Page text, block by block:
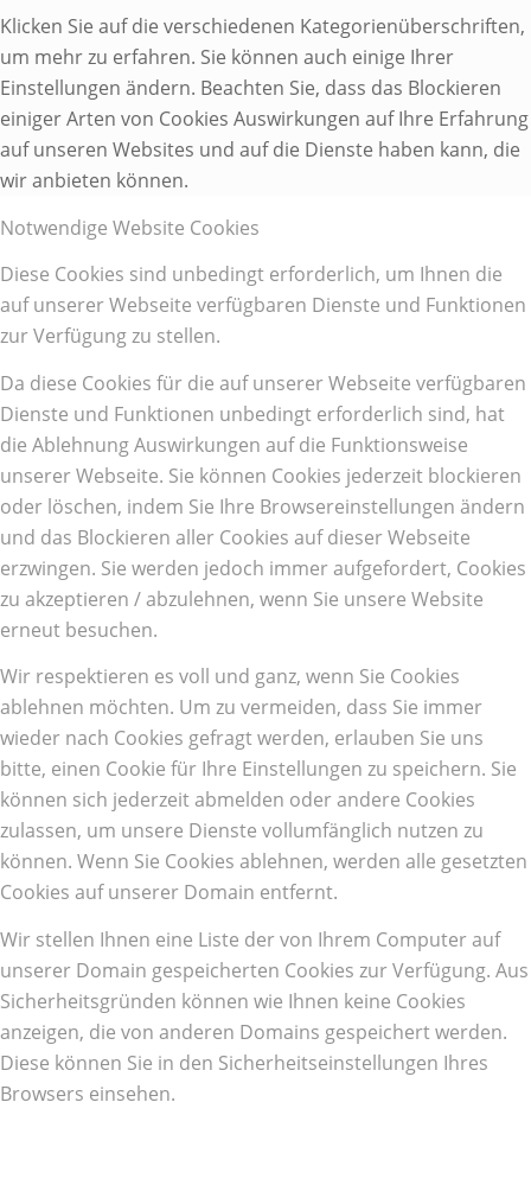
Klicken Sie auf die verschiedenen Kategorienüberschriften,
um mehr zu erfahren. Sie können auch einige Ihrer
Einstellungen ändern. Beachten Sie, dass das Blockieren
einiger Arten von Cookies Auswirkungen auf Ihre Erfahrung
auf unseren Websites und auf die Dienste haben kann, die
wir anbieten können.
Notwendige Website Cookies
Diese Cookies sind unbedingt erforderlich, um Ihnen die
auf unserer Webseite verfügbaren Dienste und Funktionen
zur Verfügung zu stellen.
Da diese Cookies für die auf unserer Webseite verfügbaren
Dienste und Funktionen unbedingt erforderlich sind, hat
die Ablehnung Auswirkungen auf die Funktionsweise
unserer Webseite. Sie können Cookies jederzeit blockieren
oder löschen, indem Sie Ihre Browsereinstellungen ändern
und das Blockieren aller Cookies auf dieser Webseite
erzwingen. Sie werden jedoch immer aufgefordert, Cookies
zu akzeptieren / abzulehnen, wenn Sie unsere Website
erneut besuchen.
Wir respektieren es voll und ganz, wenn Sie Cookies
ablehnen möchten. Um zu vermeiden, dass Sie immer
wieder nach Cookies gefragt werden, erlauben Sie uns
bitte, einen Cookie für Ihre Einstellungen zu speichern. Sie
können sich jederzeit abmelden oder andere Cookies
zulassen, um unsere Dienste vollumfänglich nutzen zu
können. Wenn Sie Cookies ablehnen, werden alle gesetzten
Cookies auf unserer Domain entfernt.
Wir stellen Ihnen eine Liste der von Ihrem Computer auf
unserer Domain gespeicherten Cookies zur Verfügung. Aus
Sicherheitsgründen können wie Ihnen keine Cookies
anzeigen, die von anderen Domains gespeichert werden.
Diese können Sie in den Sicherheitseinstellungen Ihres
Browsers einsehen.